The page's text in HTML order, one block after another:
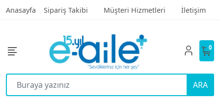
Anasayfa Sipariş Takibi Müşteri Hizmetleri İletişim
ARA
0